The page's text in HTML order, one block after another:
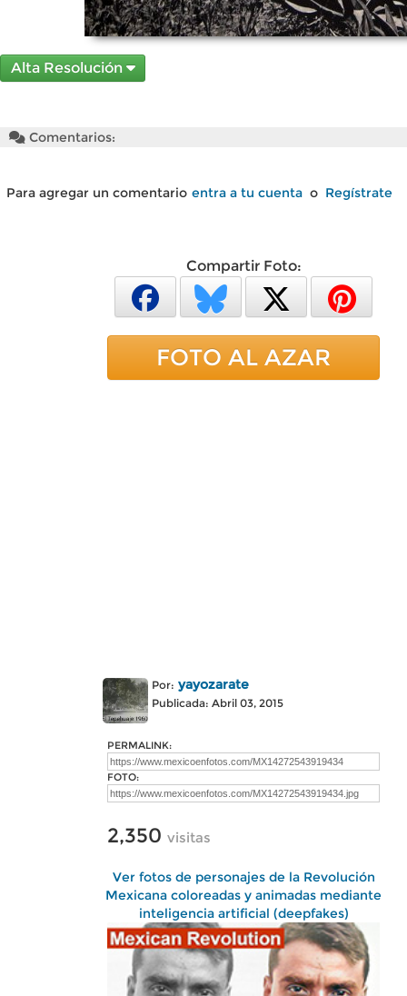
Alta Resolución
Comentarios:
Para agregar un comentario entra a tu cuenta o Regístrate
Compartir Foto:
FOTO AL AZAR
Por: yayozarate
Publicada: Abril 03, 2015
PERMALINK:
FOTO:
2,350 visitas
Ver fotos de personajes de la Revolución
Mexicana coloreadas y animadas mediante
inteligencia artificial (deepfakes)